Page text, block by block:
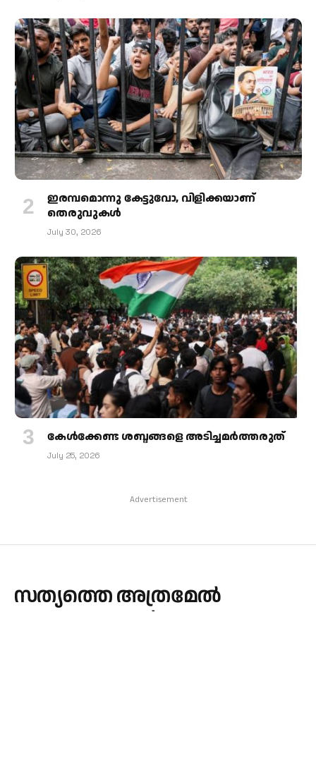
ഇരമ്പമൊന്നു കേട്ടുവോ, വിളിക്കയാണ്
തെരുവുകള്‍
July 30, 2026
കേള്‍ക്കേണ്ട ശബ്ദങ്ങളെ അടിച്ചമര്‍ത്തരുത്
July 25, 2026
Advertisement
സത്യത്തെ അത്രമേല്‍
ഭയക്കുകയാല്‍